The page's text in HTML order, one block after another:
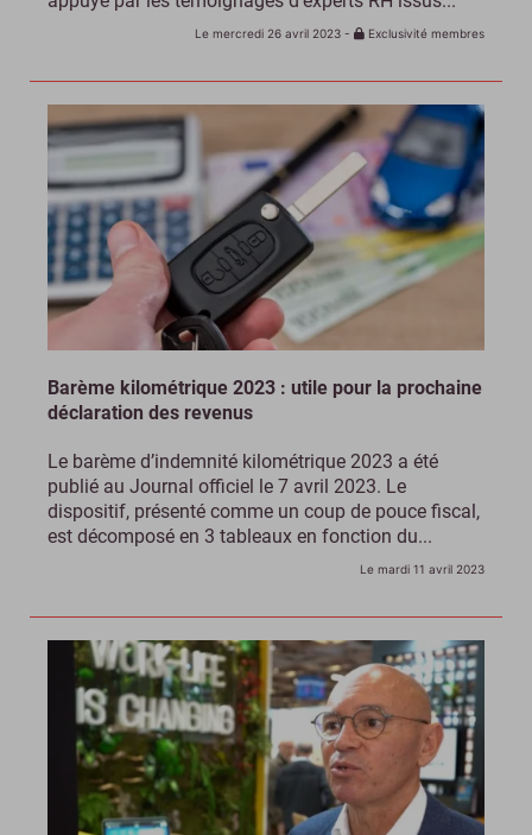
Le mercredi 26 avril 2023 - Exclusivité membres
Barème kilométrique 2023 : utile pour la prochaine
déclaration des revenus
Le barème d’indemnité kilométrique 2023 a été
publié au Journal officiel le 7 avril 2023. Le
dispositif, présenté comme un coup de pouce fiscal,
est décomposé en 3 tableaux en fonction du...
Le mardi 11 avril 2023